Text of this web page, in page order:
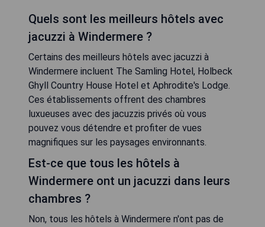
Quels sont les meilleurs hôtels avec
jacuzzi à Windermere ?
Certains des meilleurs hôtels avec jacuzzi à
Windermere incluent The Samling Hotel, Holbeck
Ghyll Country House Hotel et Aphrodite's Lodge.
Ces établissements offrent des chambres
luxueuses avec des jacuzzis privés où vous
pouvez vous détendre et profiter de vues
magnifiques sur les paysages environnants.
Est-ce que tous les hôtels à
Windermere ont un jacuzzi dans leurs
chambres ?
Non, tous les hôtels à Windermere n'ont pas de